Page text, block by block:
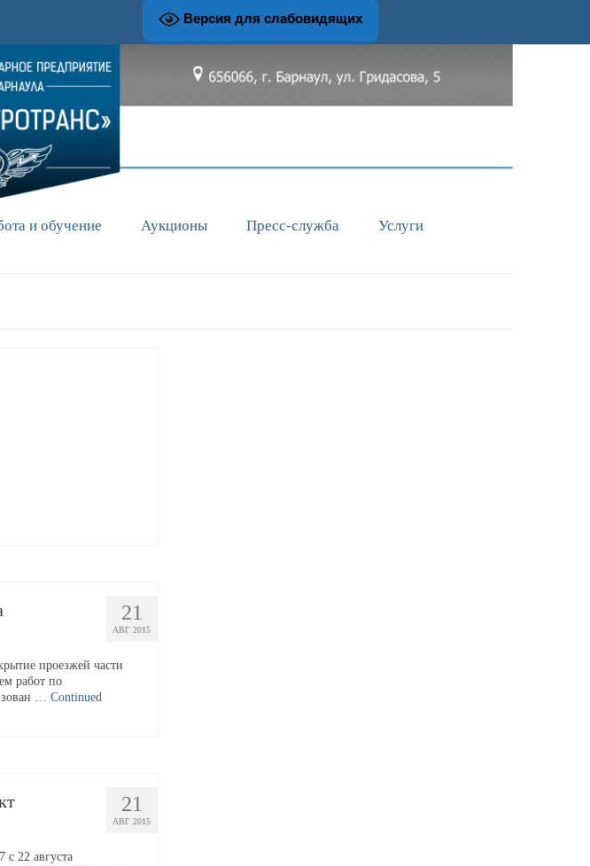
Версия для слабовидящих
и обучение Аукционы Пресс-служба Услуги
21
АВГ 2015
проезжей части
работ по
… Continued
21
АВГ 2015
22 августа